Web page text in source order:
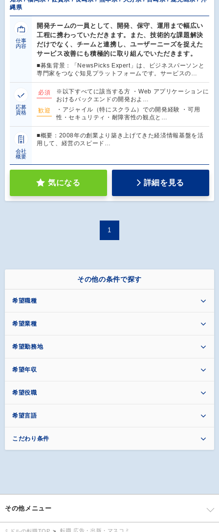
縄県
仕事
内容
開発チームの一員として、開発、保守、運用まで幅広い
工程に携わっていただきます。また、技術的な課題解決
だけでなく、チームと連携し、ユーザーニーズを捉えた
サービス改善にも積極的に取り組んでいただきます。
■募集背景：「NewsPicks Expert」は、ビジネスパーソンと
専門家をつなぐ知見プラットフォームです。サービスの…
応募
資格
必須
※以下すべてに該当する方 ・Web アプリケーションに
おけるバックエンドの開発およ…
歓迎
・アジャイル（特にスクラム）での開発経験 ・可用
性・セキュリティ・耐障害性の観点と…
会社
概要
■概要：2008年の創業より築き上げてきた経済情報基盤を活
用して、経営のスピード…
気になる 詳細を見る
1
その他の条件で探す
希望職種
希望業種
希望勤務地
希望年収
希望役職
希望言語
こだわり条件
その他メニュー
ミドルの転職TOP 転職 広告・出版・マスコミ